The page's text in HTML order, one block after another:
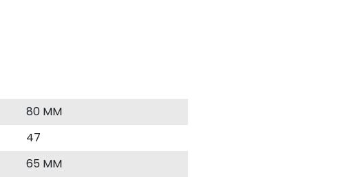
80 MM
47
65 MM